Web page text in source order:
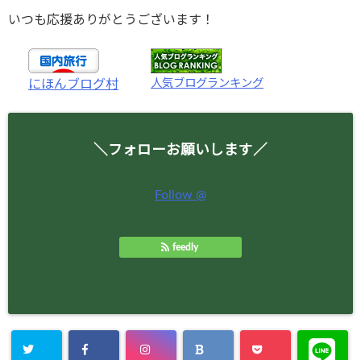
いつも応援ありがとうございます！
にほんブログ村 人気ブログランキング
＼フォローお願いします／
Follow @
feedly